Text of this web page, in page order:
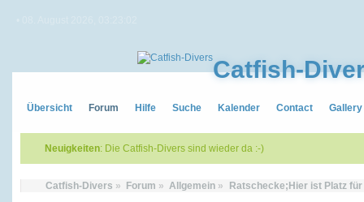
Catfish-
Übersicht Forum Hilfe Suche Kalender Contact Gallery
Neuigkeiten: Die Catfish-Divers sind wieder da :-)
Catfish-Divers » Forum » Allgemein » Ratschecke;Hier ist Platz